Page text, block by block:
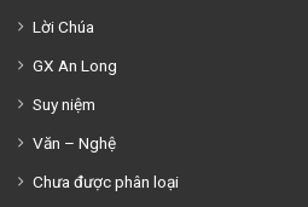
Lời Chúa
GX An Long
Suy niệm
Văn – Nghệ
Chưa được phân loại